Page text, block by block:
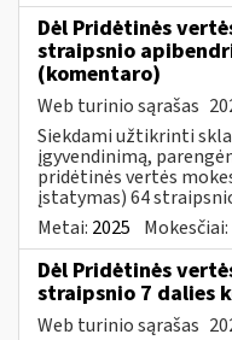
Dėl Pridėtinės
straipsnio
(komentaro)
Web turinio sąrašas
Siekdami užtikrinti
įgyvendinimą,
pridėtinės vertės
įstatymas) 64
Metai: 2025 Mokesčiai:
Dėl Pridėtinės
straipsnio 7 dalies
Web turinio sąrašas